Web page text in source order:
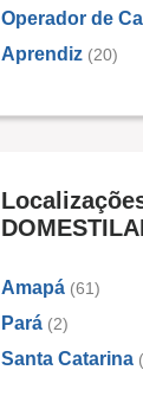
Operador de
Aprendiz (20)
Amapá (61)
Pará (2)
Santa Catarina